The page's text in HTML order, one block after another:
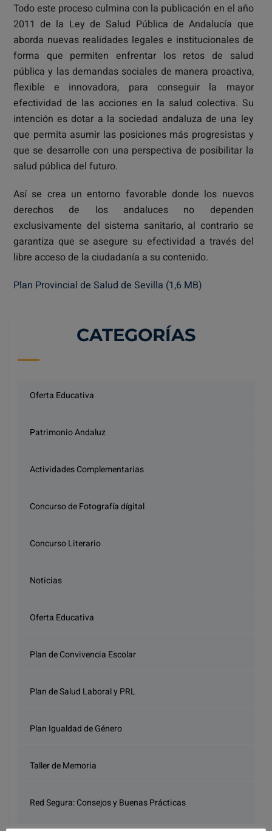
Todo este proceso culmina con la publicación en el año
2011 de la Ley de Salud Pública de Andalucía que
aborda nuevas realidades legales e institucionales de
forma que permiten enfrentar los retos de salud
pública y las demandas sociales de manera proactiva,
flexible e innovadora, para conseguir la mayor
efectividad de las acciones en la salud colectiva. Su
intención es dotar a la sociedad andaluza de una ley
que permita asumir las posiciones más progresistas y
que se desarrolle con una perspectiva de posibilitar la
salud pública del futuro.
Así se crea un entorno favorable donde los nuevos
derechos de los andaluces no dependen
exclusivamente del sistema sanitario, al contrario se
garantiza que se asegure su efectividad a través del
libre acceso de la ciudadanía a su contenido.
Plan Provincial de Salud de Sevilla (1,6 MB)
CATEGORÍAS
Oferta Educativa
Patrimonio Andaluz
Actividades Complementarias
Concurso de Fotografía dígital
Concurso Literario
Noticias
Oferta Educativa
Plan de Convivencia Escolar
Plan de Salud Laboral y PRL
Plan Igualdad de Género
Taller de Memoria
Red Segura: Consejos y Buenas Prácticas